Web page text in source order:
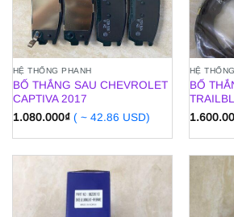
HỆ THỐNG PHANH
BỐ THẮNG SAU CHEVROLET
CAPTIVA 2017
1.080.000₫ ( ~ 42.86 USD)
HỆ
BỐ